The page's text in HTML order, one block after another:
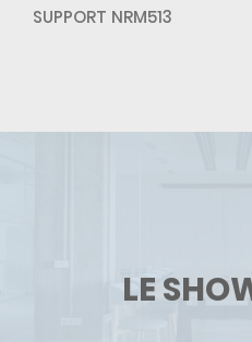
SUPPORT NRM513
LE